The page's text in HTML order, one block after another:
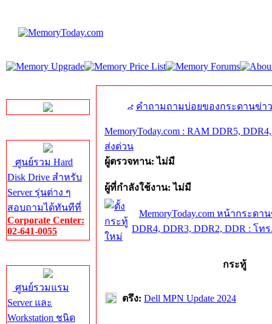
ศูนย์รวม Hard
Disk Drive สำหรับ
Server รุ่นต่าง ๆ
สอบถามได้ทันทีที่
Corporate Center:
02-641-0055
ศูนย์รวมแรม
Server และ
Workstation ชนิด
คำถามถามบ่อยของกระดานข่าว
MemoryToday.com : RAM DDR5,
ส่งด่วน
ผู้ตรวจทาน: ไม่มี
ผู้ที่กำลังใช้งาน: ไม่มี
MemoryToday.com หน้ากระดา
DDR4, DDR3, DDR2, DDR : โท
กระทู้
ตรึง: Dell MPN Update 2024